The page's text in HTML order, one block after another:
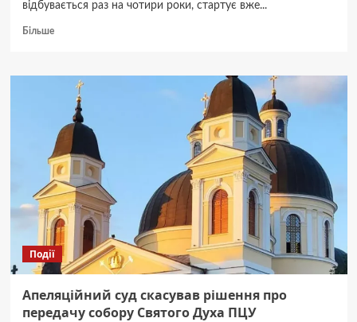
відбувається раз на чотири роки, стартує вже...
БільшеДокладніше
путівник
ЧС-2026:
розклад
матчів,
призові,
головні
фаворити
Події
Апеляційний суд скасував рішення про
передачу собору Святого Духа ПЦУ